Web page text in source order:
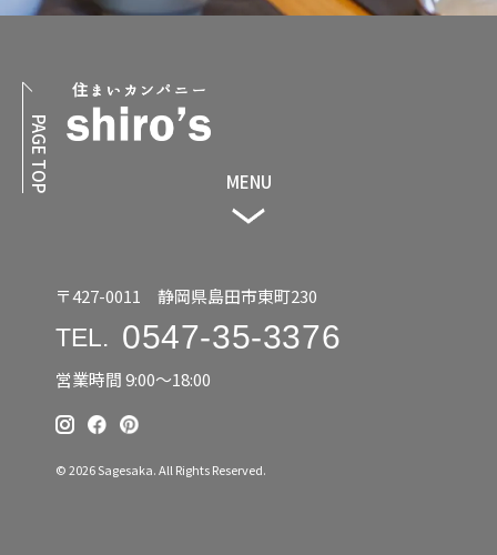
MENU
〒427-0011 静岡県島田市東町230
TEL. 0547-35-3376
営業時間 9:00〜18:00
PAGE TOP
© 2026 Sagesaka. All Rights Reserved.